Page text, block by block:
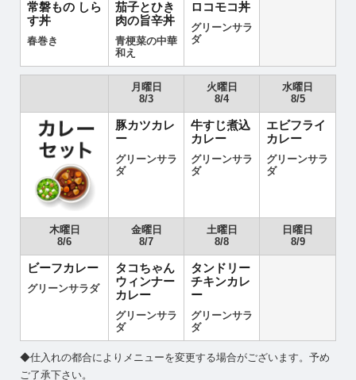
常磐もの しら
す丼
春巻き
茄子とひき
肉の旨辛丼
青梗菜の中華
和え
ロコモコ丼
グリーンサラ
ダ
月曜日
8/3
火曜日
8/4
水曜日
8/5
豚カツカレ
ー
グリーンサラ
ダ
牛すじ煮込
カレー
グリーンサラ
ダ
エビフライ
カレー
グリーンサラ
ダ
木曜日
8/6
金曜日
8/7
土曜日
8/8
日曜日
8/9
ビーフカレー
グリーンサラダ
タコちゃん
ウィンナー
カレー
グリーンサラ
ダ
タンドリー
チキンカレ
ー
グリーンサラ
ダ
◆仕入れの都合によりメニューを変更する場合がございます。予め
ご了承下さい。